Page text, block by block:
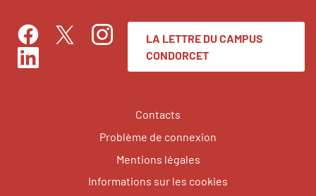
FacebookTwitterInstagram
LinkedIn
LA LETTRE DU CAMPUS
CONDORCET
Contacts
Problème de connexion
Mentions légales
Informations sur les cookies